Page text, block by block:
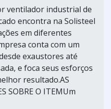
ventilador industrial de
encontra na Solisteel
em diferentes
conta com um
exaustores até
e foca seus esforços
resultado.AS
SOBRE O ITEMUm